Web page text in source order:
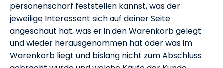
personenscharf feststellen kannst, was der
jeweilige Interessent sich auf deiner Seite
angeschaut hat, was er in den Warenkorb gelegt
und wieder herausgenommen hat oder was im
Warenkorb liegt und bislang nicht zum Abschluss